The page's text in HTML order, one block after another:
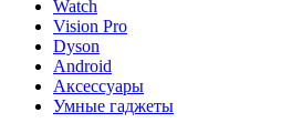
Watch
Vision Pro
Dyson
Android
Аксессуары
Умные гаджеты